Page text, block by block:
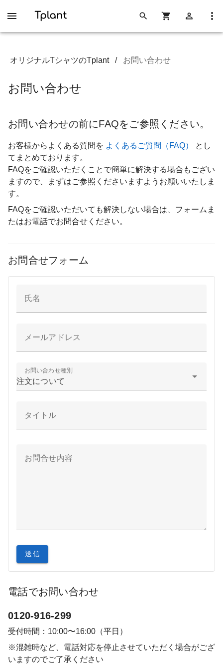
オリジナルTシャツのTplant / お問い合わせ
お問い合わせ
お問い合わせの前にFAQをご参照ください。
お客様からよくある質問を よくあるご質問（FAQ）
とし
てまとめております。
FAQをご確認いただくことで簡単に解決する場合もござい
ますので、まずはご参照くださいますようお願いいたしま
す。
FAQをご確認いただいても解決しない場合は、フォームま
たはお電話でお問合せください。
お問合せフォーム
氏名
メールアドレス
お問い合わせ種別
注文について
タイトル
お問合せ内容
送信
電話でお問い合わせ
0120-916-299
受付時間：10:00〜16:00（平日）
※混雑時など、電話対応を停止させていただく場合がござ
いますのでご了承ください